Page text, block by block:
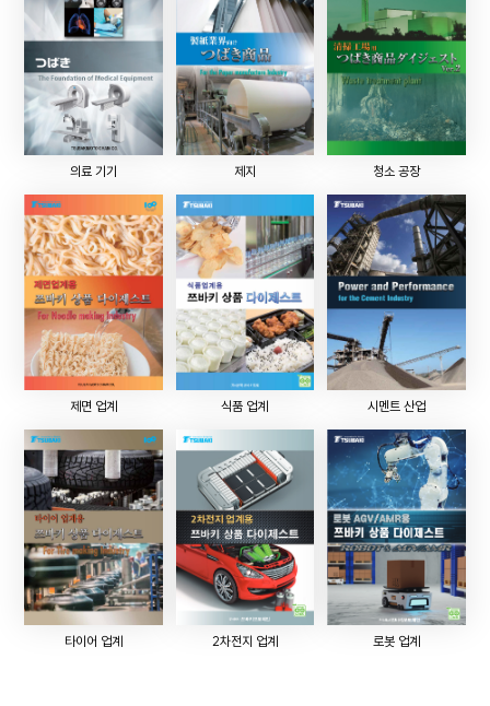
의료 기기 제지 청소 공장
제면 업계 식품 업계 시멘트 산업
타이어 업계 2차전지 업계 로봇 업계